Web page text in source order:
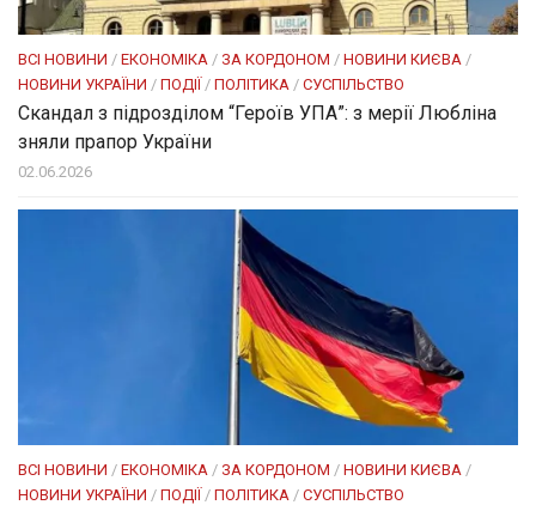
ВСІ НОВИНИ / ЕКОНОМІКА / ЗА КОРДОНОМ / НОВИНИ КИЄВА /
НОВИНИ УКРАЇНИ / ПОДІЇ/ ПОЛІТИКА / СУСПІЛЬСТВО
Скандал з підрозділом “Героїв УПА”: з мерії Любліна
зняли прапор України
02.06.2026
ВСІ НОВИНИ / ЕКОНОМІКА / ЗА КОРДОНОМ / НОВИНИ КИЄВА /
НОВИНИ УКРАЇНИ / ПОДІЇ/ ПОЛІТИКА / СУСПІЛЬСТВО